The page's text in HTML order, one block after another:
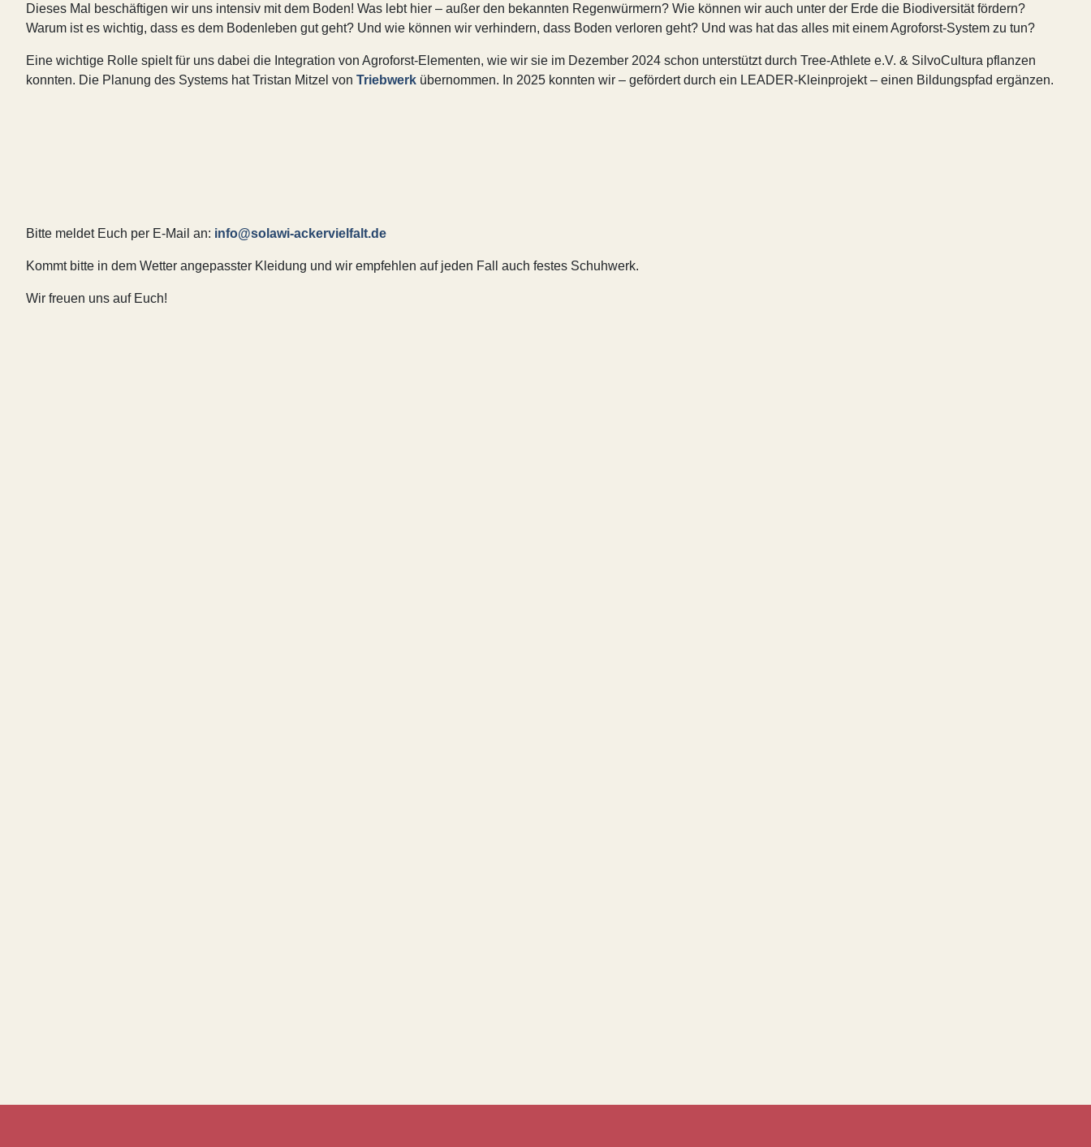
Dieses Mal beschäftigen wir uns intensiv mit dem Boden! Was lebt hier – außer den bekannten Regenwürmern? Wie können wir auch unter der Erde die Biodiversität fördern?
Warum ist es wichtig, dass es dem Bodenleben gut geht? Und wie können wir verhindern, dass Boden verloren geht? Und was hat das alles mit einem Agroforst-System zu tun?
Eine wichtige Rolle spielt für uns dabei die Integration von Agroforst-Elementen, wie wir sie im Dezember 2024 schon unterstützt durch Tree-Athlete e.V. & SilvoCultura pflanzen
konnten. Die Planung des Systems hat Tristan Mitzel von Triebwerk übernommen. In 2025 konnten wir – gefördert durch ein LEADER-Kleinprojekt – einen Bildungspfad ergänzen.
Bitte meldet Euch per E-Mail an: info@solawi-ackervielfalt.de
Kommt bitte in dem Wetter angepasster Kleidung und wir empfehlen auf jeden Fall auch festes Schuhwerk.
Wir freuen uns auf Euch!